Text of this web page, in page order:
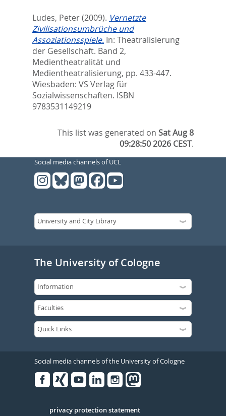
Ludes, Peter(2009). Vernetzte
Zivilisationsumbrüche und
Assoziationsspiele. In: Theatralisierung
der Gesellschaft. Band 2,
Medientheatralität und
Medientheatralisierung, pp. 433-447.
Wiesbaden: VS Verlag für
Sozialwissenschaften. ISBN
9783531149219
This list was generated onSat Aug 8
09:28:50 2026 CEST.
Social media channels of UCL
The University of Cologne
Social media channels of the University of Cologne
Serivce
privacy protection statement